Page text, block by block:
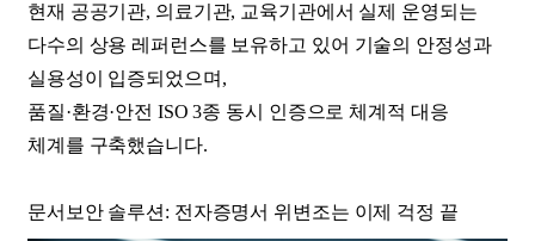
현재 공공기관, 의료기관, 교육기관에서 실제 운영되는
다수의 상용 레퍼런스를 보유하고 있어 기술의 안정성과
실용성이 입증되었으며,
품질·환경·안전 ISO 3종 동시 인증으로 체계적 대응
체계를 구축했습니다.
문서보안 솔루션: 전자증명서 위변조는 이제 걱정 끝